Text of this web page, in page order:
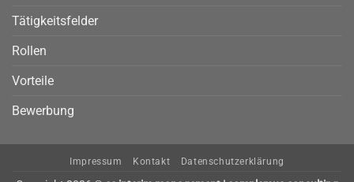
Tätigkeitsfelder
Rollen
Vorteile
Bewerbung
Impressum Kontakt Datenschutzerklärung